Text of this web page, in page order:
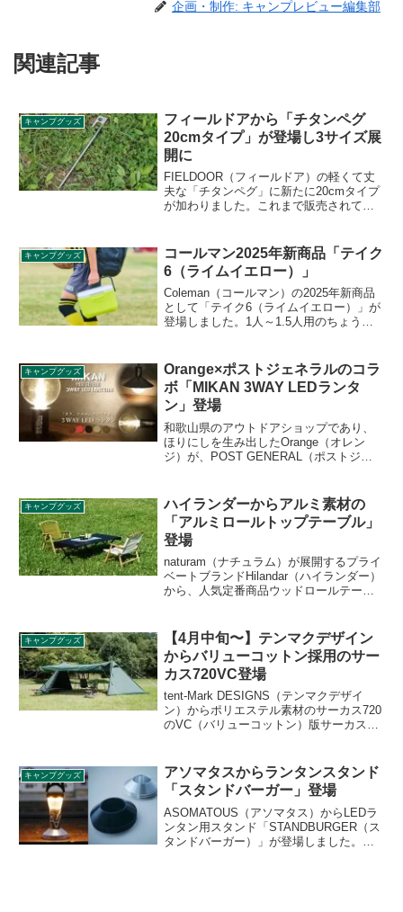
企画・制作: キャンプレビュー編集部
関連記事
キャンプグッズ
フィールドアから「チタンペグ
20cmタイプ」が登場し3サイズ展
開に
FIELDOOR（フィールドア）の軽くて丈
夫な「チタンペグ」に新たに20cmタイプ
が加わりました。これまで販売されてい
用途に合わせて適切なサイズを選べま
す。詳細をレビューします。
キャンプグッズ
コールマン2025年新商品「テイク
6（ライムイエロー）」
Coleman（コールマン）の2025年新商品
として「テイク6（ライムイエロー）」が
登場しました。1人～1.5人用のちょうど
に、2025年限定カラーのライムイエロー
が登場です。詳細をレビューします。
キャンプグッズ
Orange×ポストジェネラルのコラ
ボ「MIKAN 3WAY LEDランタ
ン」登場
和歌山県のアウトドアショップであり、
ほりにしを生み出したOrange（オレン
ジ）が、POST GENERAL（ポストジェ
ービスMakuake（マクアケ）で販売して
います。詳細をレビューします。
キャンプグッズ
ハイランダーからアルミ素材の
「アルミロールトップテーブル」
登場
naturam（ナチュラム）が展開するプライ
ベートブランドHilandar（ハイランダー）
から、人気定番商品ウッドロールテーブ
素材によるメリットなどを中心に詳細を
レビューします。
キャンプグッズ
【4月中旬〜】テンマクデザイン
からバリューコットン採用のサー
カス720VC登場
tent-Mark DESIGNS（テンマクデザイ
ン）からポリエステル素材のサーカス720
のVC（バリューコットン）版サーカス
ンの配合比率の高い素材がVCです。詳細
をレビューします。
キャンプグッズ
アソマタスからランタンスタンド
「スタンドバーガー」登場
ASOMATOUS（アソマタス）からLEDラ
ンタン用スタンド「STANDBURGER（ス
タンドバーガー）」が登場しました。ゴ